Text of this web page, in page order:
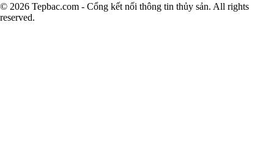
© 2026 Tepbac.com - Cổng kết nối thông tin thủy sản. All rights
reserved.